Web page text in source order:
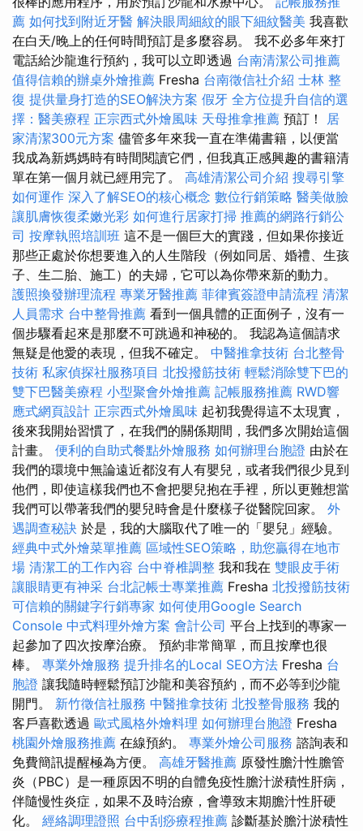
薦 如何找到附近牙醫 解決眼周細紋的眼下細紋醫美 我喜歡
在白天/晚上的任何時間預訂是多麼容易。 我不必多年來打
電話給沙龍進行預約，我可以立即透過 台南清潔公司推薦
值得信賴的辦桌外燴推薦 Fresha 台南徵信社介紹 士林 整
復 提供量身打造的SEO解決方案 假牙 全方位提升自信的選
擇：醫美療程 正宗西式外燴風味 天母推拿推薦 預訂！ 居
家清潔300元方案 儘管多年來我一直在準備書籍，以便當
我成為新媽媽時有時間閱讀它們，但我真正感興趣的書籍清
單在第一個月就已經用完了。 高雄清潔公司介紹 搜尋引擎
如何運作 深入了解SEO的核心概念 數位行銷策略 醫美做臉
讓肌膚恢復柔嫩光彩 如何進行居家打掃 推薦的網路行銷公
司 按摩執照培訓班 這不是一個巨大的實踐，但如果你接近
那些正處於你想要進入的人生階段（例如同居、婚禮、生孩
子、生二胎、施工）的夫婦，它可以為你帶來新的動力。
護照換發辦理流程 專業牙醫推薦 菲律賓簽證申請流程 清潔
人員需求 台中整骨推薦 看到一個具體的正面例子，沒有一
個步驟看起來是那麼不可跳過和神秘的。 我認為這個請求
無疑是他愛的表現，但我不確定。 中醫推拿技術 台北整骨
技術 私家偵探社服務項目 北投撥筋技術 輕鬆消除雙下巴的
雙下巴醫美療程 小型聚會外燴推薦 記帳服務推薦 RWD響
應式網頁設計 正宗西式外燴風味 起初我覺得這不太現實，
後來我開始習慣了，在我們的關係期間，我們多次開始這個
計畫。 便利的自助式餐點外燴服務 如何辦理台胞證 由於在
我們的環境中無論遠近都沒有人有嬰兒，或者我們很少見到
他們，即使這樣我們也不會把嬰兒抱在手裡，所以更難想當
我們可以帶著我們的嬰兒時會是什麼樣子從醫院回家。 外
遇調查秘訣 於是，我的大腦取代了唯一的「嬰兒」經驗。
經典中式外燴菜單推薦 區域性SEO策略，助您贏得在地市
場 清潔工的工作內容 台中脊椎調整 我和我在 雙眼皮手術
讓眼睛更有神采 台北記帳士專業推薦 Fresha 北投撥筋技術
可信賴的關鍵字行銷專家 如何使用Google Search
Console 中式料理外燴方案 會計公司 平台上找到的專家一
起參加了四次按摩治療。 預約非常簡單，而且按摩也很
棒。 專業外燴服務 提升排名的Local SEO方法 Fresha 台
胞證 讓我隨時輕鬆預訂沙龍和美容預約，而不必等到沙龍
開門。 新竹徵信社服務 中醫推拿技術 北投整骨服務 我的
客戶喜歡透過 歐式風格外燴料理 如何辦理台胞證 Fresha
桃園外燴服務推薦 在線預約。 專業外燴公司服務 諮詢表和
免費簡訊提醒極為方便。 高雄牙醫推薦 原發性膽汁性膽管
炎（PBC）是一種原因不明的自體免疫性膽汁淤積性肝病，
伴隨慢性炎症，如果不及時治療，會導致末期膽汁性肝硬
化。 經絡調理證照 台中刮痧療程推薦 診斷基於膽汁淤積性